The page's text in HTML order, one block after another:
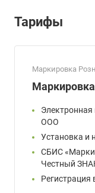
Тарифы
Маркировка
ООО
Установка и
СБИС
Честный
Регистрация